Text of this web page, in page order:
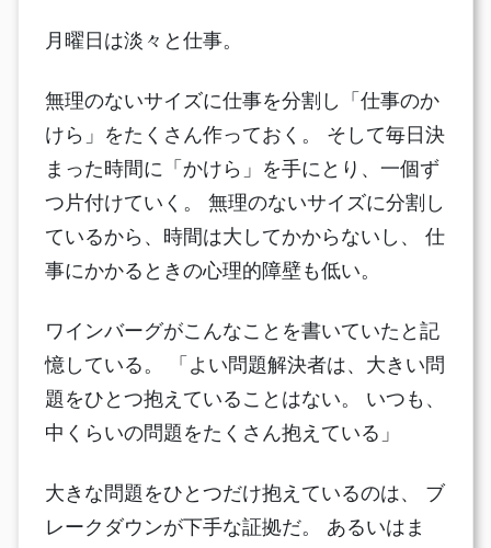
月曜日は淡々と仕事。
無理のないサイズに仕事を分割し「仕事のか
けら」をたくさん作っておく。 そして毎日決
まった時間に「かけら」を手にとり、一個ず
つ片付けていく。 無理のないサイズに分割し
ているから、時間は大してかからないし、 仕
事にかかるときの心理的障壁も低い。
ワインバーグがこんなことを書いていたと記
憶している。 「よい問題解決者は、大きい問
題をひとつ抱えていることはない。 いつも、
中くらいの問題をたくさん抱えている」
大きな問題をひとつだけ抱えているのは、 ブ
レークダウンが下手な証拠だ。 あるいはま